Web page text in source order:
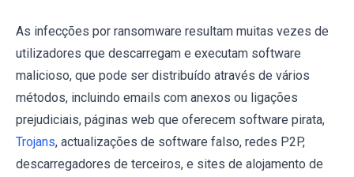
As infecções por ransomware resultam muitas vezes de
utilizadores que descarregam e executam software
malicioso, que pode ser distribuído através de vários
métodos, incluindo emails com anexos ou ligações
prejudiciais, páginas web que oferecem software pirata,
Trojans, actualizações de software falso, redes P2P,
descarregadores de terceiros, e sites de alojamento de